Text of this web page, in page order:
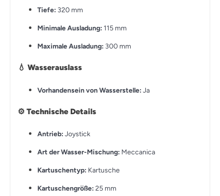
Tiefe: 320 mm
Minimale Ausladung: 115 mm
Maximale Ausladung: 300 mm
💧 Wasserauslass
Vorhandensein von Wasserstelle: Ja
⚙️ Technische Details
Antrieb: Joystick
Art der Wasser-Mischung: Meccanica
Kartuschentyp: Kartusche
Kartuschengröße: 25 mm